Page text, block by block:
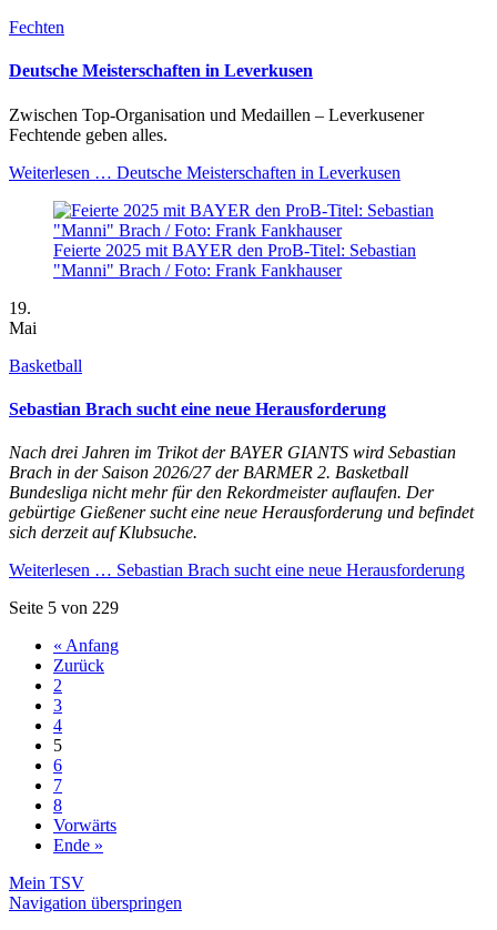
Fechten
Deutsche Meisterschaften in Leverkusen
Zwischen Top-Organisation und Medaillen – Leverkusener
Fechtende geben alles.
Weiterlesen … Deutsche Meisterschaften in Leverkusen
Feierte 2025 mit BAYER den ProB-Titel: Sebastian
"Manni" Brach / Foto: Frank Fankhauser
19.
Mai
Basketball
Sebastian Brach sucht eine neue Herausforderung
Nach drei Jahren im Trikot der BAYER GIANTS wird Sebastian
Brach in der Saison 2026/27 der BARMER 2. Basketball
Bundesliga nicht mehr für den Rekordmeister auflaufen. Der
gebürtige Gießener sucht eine neue Herausforderung und befindet
sich derzeit auf Klubsuche.
Weiterlesen … Sebastian Brach sucht eine neue Herausforderung
Seite 5 von 229
« Anfang
Zurück
2
3
4
5
6
7
8
Vorwärts
Ende »
Mein TSV
Navigation überspringen